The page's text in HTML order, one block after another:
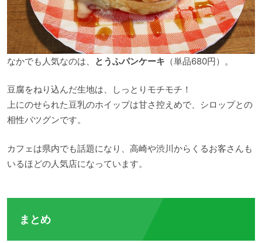
なかでも人気なのは、 とうふパンケーキ （単品680円）。
豆腐をねり込んだ生地は、しっとりモチモチ！
上にのせられた豆乳のホイップは甘さ控えめで、シロップとの
相性バツグンです。
カフェは県内でも話題になり、高崎や渋川からくるお客さんも
いるほどの人気店になっています。
まとめ